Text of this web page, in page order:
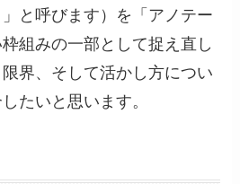
と呼びます）を「アノテー
組みの一部として捉え直し
界、そして活かし方につい
たいと思います。